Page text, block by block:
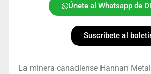
Únete al Whatsapp de
Suscríbete al
La minera canadiense Hannan